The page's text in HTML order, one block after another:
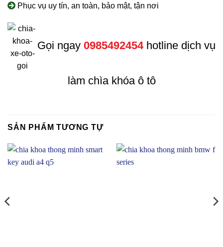
Phục vụ uy tín, an toàn, bảo mật, tận nơi
Gọi ngay 0985492454 hotline dịch vụ
làm chìa khóa ô tô
SẢN PHẨM TƯƠNG TỰ